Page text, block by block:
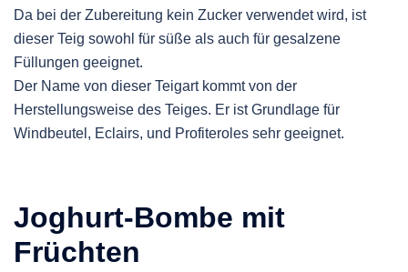
Da bei der Zubereitung kein Zucker verwendet wird, ist
dieser Teig sowohl für süße als auch für gesalzene
Füllungen geeignet.
Der Name von dieser Teigart kommt von der
Herstellungsweise des Teiges. Er ist Grundlage für
Windbeutel, Eclairs, und Profiteroles sehr geeignet.
Joghurt-Bombe mit
Früchten